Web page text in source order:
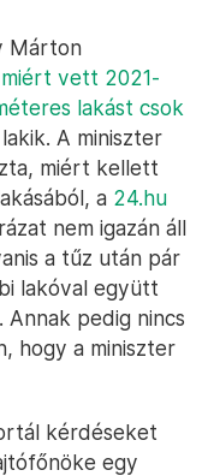
Márton
miért vett 2021-
lakást csok
A miniszter
miért kellett
a 24.hu
nem igazán áll
a tűz után pár
lakóval együtt
Annak pedig nincs
hogy a miniszter
kérdéseket
egy